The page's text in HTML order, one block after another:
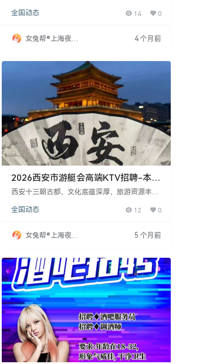
强调高薪、日结、包食宿，部分新开场所不扣费
息显示夜场生意火爆，每日有空缺岗位，适合寻
求短期或兼职工作的人士加入。
全国动态 14 0
女兔帮®上海夜场
4 个月前
2026西安市游艇会高端KTV招聘-本地
实力靠谱团队-高薪日结邀您加入！
西安十三朝古都，文化底蕴深厚，旅游资源丰
发展，招聘18-30岁女性服务员，身高165cm及
化培训，薪资1800-2200元，额外奖金，当天结
算。提供住房补贴或租房补助，解决异地求职后
全国动态 12 0
女兔帮®上海夜场
5 个月前